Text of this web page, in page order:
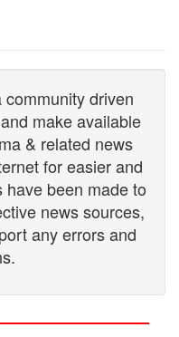
driven
make available
& related news
for easier and
been made to
news sources,
any errors and